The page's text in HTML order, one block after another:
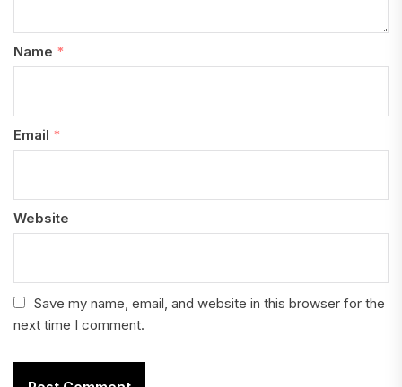
Name *
Email *
Website
Save my name, email, and website in this browser for the
next time I comment.